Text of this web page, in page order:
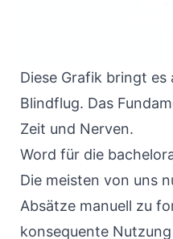
Diese Grafik bringt es
Blindflug. Das
Zeit und Nerven.
Word für die
Die meisten von uns
Absätze manuell zu
konsequente